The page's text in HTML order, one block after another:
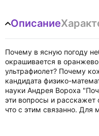
Описание
Почему в ясную погоду
окрашивается в
ультрафиолет? Почему
кандидата физико-
науки Андрея Вороха
эти вопросы и расскажет
что с этим связанно. Для